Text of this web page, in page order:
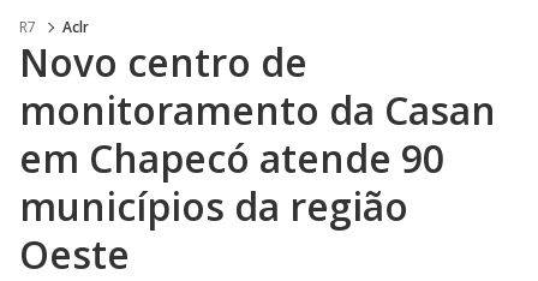
R7 Aclr
Novo centro de
monitoramento da Casan
em Chapecó atende 90
municípios da região
Oeste